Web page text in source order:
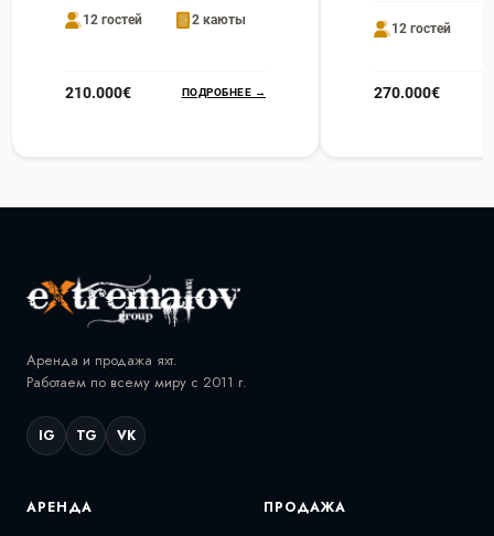
12 гостей 2 каюты
210.000€ ПОДРОБНЕЕ →
12 гостей
270.000€
Аренда и продажа яхт.
Работаем по всему миру с 2011 г.
IG TG VK
АРЕНДА ПРОДАЖА